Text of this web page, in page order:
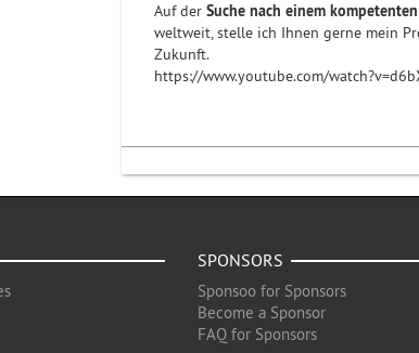
Auf der Suche nach einem
weltweit, stelle ich Ihnen gerne mein
Zukunft.
https://www.youtube.com/
SPONSORS
Sponsoo for Sponsors
Become a Sponsor
FAQ for Sponsors